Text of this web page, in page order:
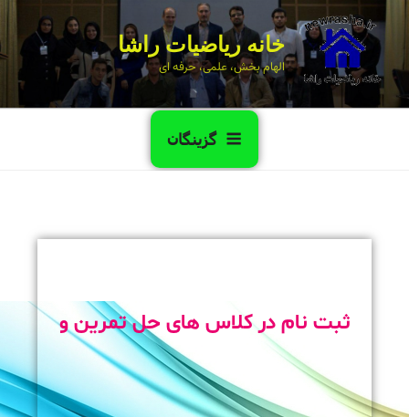
خانه ریاضیات راشا
الهام بخش، علمی، حرفه ای
گزینگان
ثبت نام در کلاس های حل تمرین و